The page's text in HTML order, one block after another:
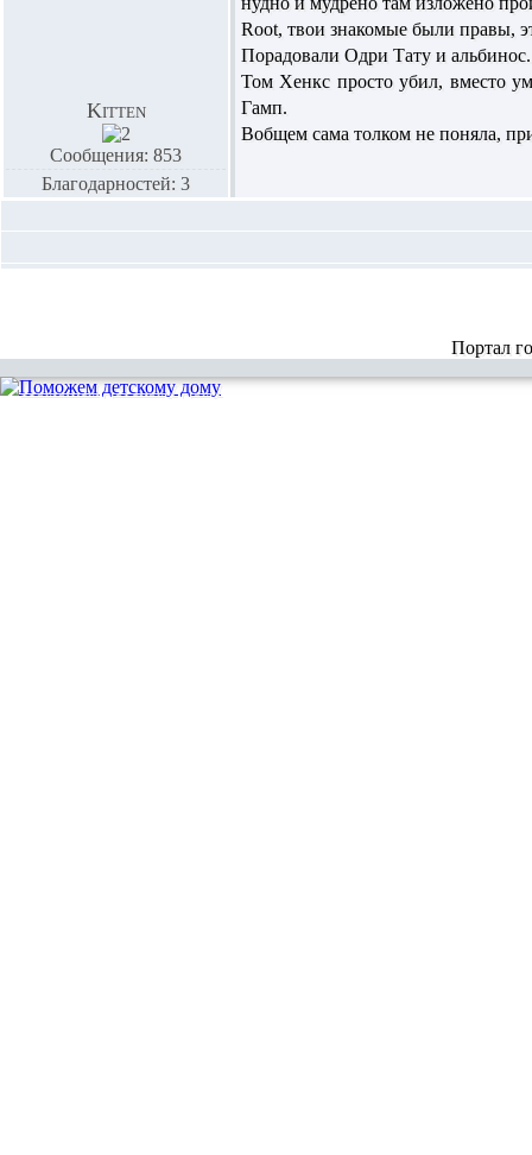
Kitten
Сообщения: 853
Благодарностей: 3
Root, твои знакомые были правы,
Порадовали Одри Тату и
Том Хенкс просто убил, вместо
Гамп.
Вобщем сама толком не поняла,
Портал